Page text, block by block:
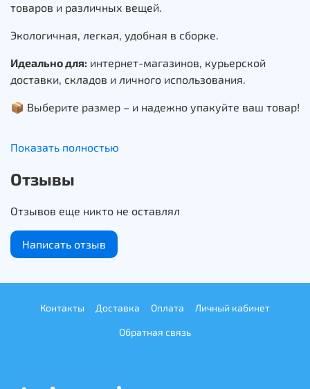
товаров и различных вещей.
Экологичная, легкая, удобная в сборке.
Идеально для: интернет-магазинов, курьерской
доставки, складов и личного использования.
📦 Выберите размер – и надежно упакуйте ваш товар!
Показать полностью
Отзывы
Отзывов еще никто не оставлял
Написать отзыв
Контакты Доставка Оплата Личный кабинет
Обратная связь